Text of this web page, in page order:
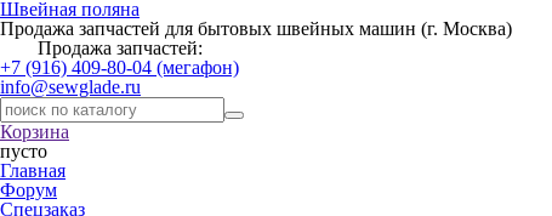
Швейная поляна
Продажа запчастей для бытовых швейных машин (г. Москва)
Продажа запчастей:
+7 (916) 409-80-04 (мегафон)
info@sewglade.ru
Корзина
пусто
Главная
Форум
Спецзаказ